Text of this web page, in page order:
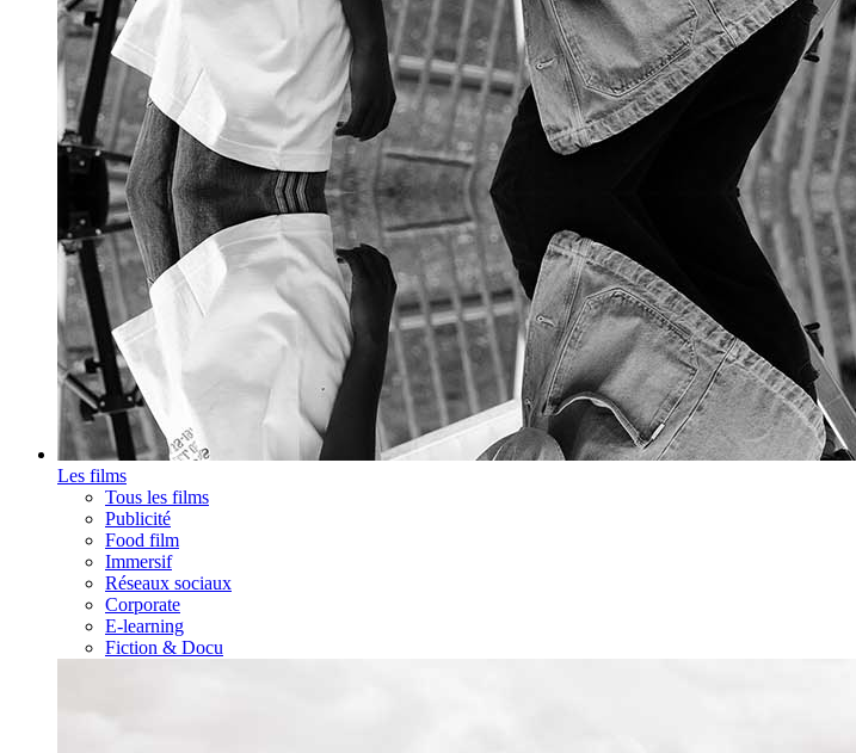
Les films
Tous les films
Publicité
Food film
Immersif
Réseaux sociaux
Corporate
E-learning
Fiction & Docu